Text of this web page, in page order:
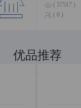
( 57517 )
( 0 )
优品推荐
海量数据，优选试用